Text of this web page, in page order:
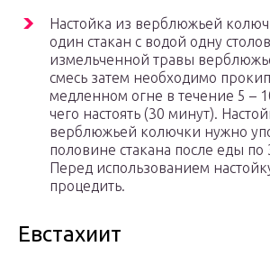
Настойка из верблюжьей
один стакан с водой одну
измельченной травы
смесь затем необходимо
медленном огне в течение 5 –
чего настоять (30 минут).
верблюжьей колючки нужно
половине стакана после еды по
Перед использованием
процедить.
Евстахиит